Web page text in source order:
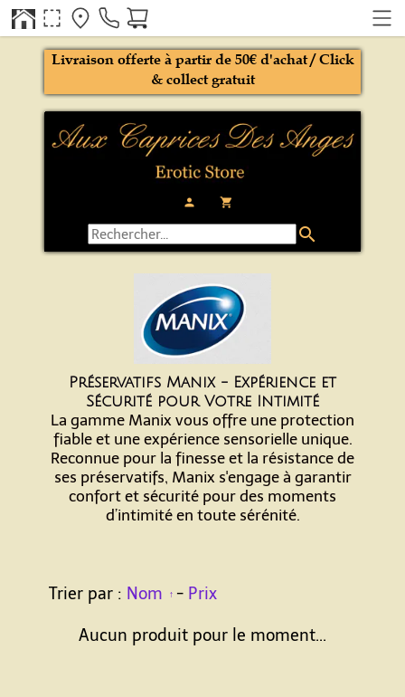
person local_grocery_store
Livraison offerte à partir de 50€ d'achat / Click
& collect gratuit
search
Préservatifs Manix - Expérience et
Sécurité pour Votre Intimité
La gamme Manix vous offre une protection
fiable et une expérience sensorielle unique.
Reconnue pour la finesse et la résistance de
ses préservatifs, Manix s'engage à garantir
confort et sécurité pour des moments
d’intimité en toute sérénité.
Trier par : Nom - Prix
Aucun produit pour le moment...